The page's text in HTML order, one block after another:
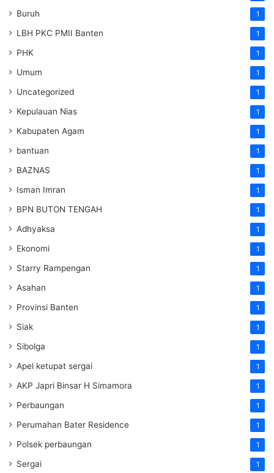
Buruh 1
LBH PKC PMII Banten 1
PHK 1
Umum 1
Uncategorized 1
Kepulauan Nias 1
Kabupaten Agam 1
bantuan 1
BAZNAS 1
Isman Imran 1
BPN BUTON TENGAH 1
Adhyaksa 1
Ekonomi 1
Starry Rampengan 1
Asahan 1
Provinsi Banten 1
Siak 1
Sibolga 1
Apel ketupat sergai 1
AKP Japri Binsar H Simamora 1
Perbaungan 1
Perumahan Bater Residence 1
Polsek perbaungan 1
Sergai 1